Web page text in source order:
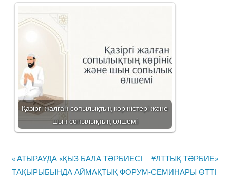
Қазіргі жалған сопылықтың көріністері және
шын сопылықтың өлшемі
Жазба
навигациясы
Previous
Post:
АТЫРАУДА «ҚЫЗ БАЛА ТӘРБИЕСІ – ҰЛТТЫҚ ТӘРБИЕ»
ТАҚЫРЫБЫНДА АЙМАҚТЫҚ ФОРУМ-СЕМИНАРЫ ӨТТІ